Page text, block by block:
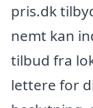
pris.dk
nemt kan
tilbud fra
lettere for